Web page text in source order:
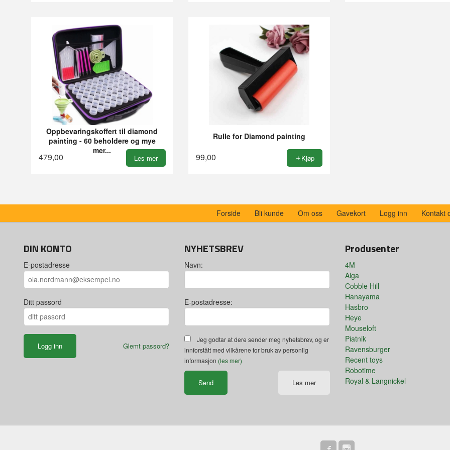
Oppbevaringskoffert til diamond
painting - 60 beholdere og mye
mer...
479,00 Les mer
Rulle for Diamond painting
99,00 Kjøp
Forside Bli kunde Om oss Gavekort Logg inn Kontakt
DIN KONTO
E-postadresse
Ditt passord
Glemt passord?
NYHETSBREV
Navn:
E-postadresse:
Jeg godtar at dere sender meg nyhetsbrev, og er
innforstått med vilkårene for bruk av personlig
informasjon (les mer)
Les mer
Produsenter
4M
Alga
Cobble Hill
Hanayama
Hasbro
Heye
Mouseloft
Piatnik
Ravensburger
Recent toys
Robotime
Royal & Langnickel